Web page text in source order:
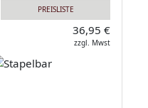
PREISLISTE
36,95 €
zzgl. Mwst